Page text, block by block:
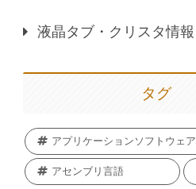
液晶タブ・クリスタ情報
タグ
アプリケーションソフトウェア
アセンブリ言語